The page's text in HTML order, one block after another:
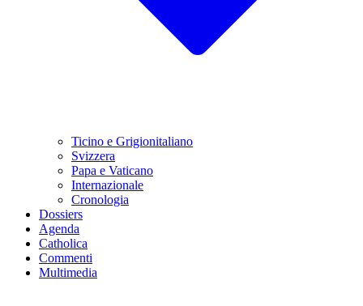
Ticino e Grigionitaliano
Svizzera
Papa e Vaticano
Internazionale
Cronologia
Dossiers
Agenda
Catholica
Commenti
Multimedia